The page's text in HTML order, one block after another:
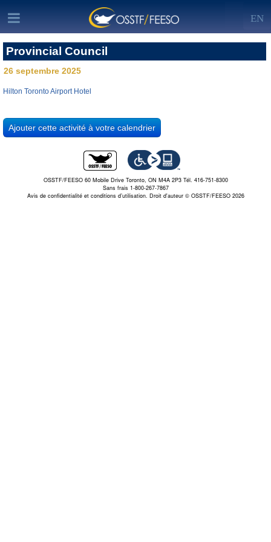
EN
Provincial Council
26 septembre 2025
Hilton Toronto Airport Hotel
OSSTF/FEESO 60 Mobile Drive Toronto, ON M4A 2P3 Tél. 416-751-8300
Sans frais 1-800-267-7867
Avis de confidentialité et conditions d’utilisation. Droit d'auteur © OSSTF/FEESO 2026